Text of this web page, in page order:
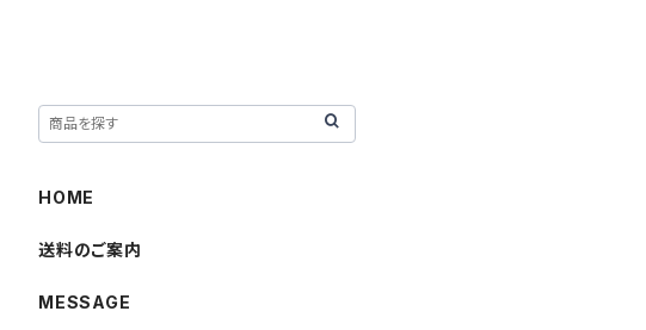
HOME
送料のご案内
MESSAGE